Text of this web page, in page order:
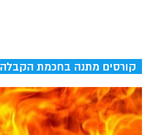
קורסים מתנה בחכמת הקבלה